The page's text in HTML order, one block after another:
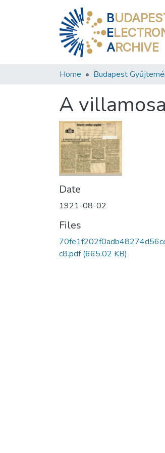
B
E
ARCHIVE
Home Budapest
A
Date
1921-08-02
Files
c8.pdf(665.02 KB)